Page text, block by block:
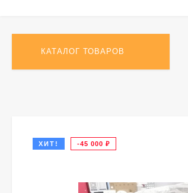
КАТАЛОГ ТОВАРОВ
ХИТ! -45 000 ₽